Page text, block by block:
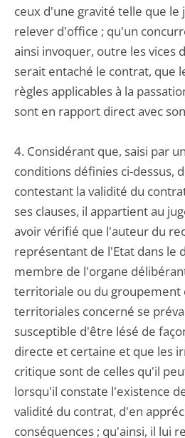
ceux d'une gravité telle que le
relever d'office ; qu'un
ainsi invoquer, outre les vices
serait entaché le contrat, que
règles applicables à la
sont en rapport direct avec
4. Considérant que, saisi par
conditions définies ci-dessus,
contestant la validité du
ses clauses, il appartient au
avoir vérifié que l'auteur du
représentant de l'Etat dans le
membre de l'organe
territoriale ou du groupement
territoriales concerné se
susceptible d'être lésé de
directe et certaine et que les
critique sont de celles qu'il
lorsqu'il constate l'existence
validité du contrat, d'en
conséquences ; qu'ainsi, il lui